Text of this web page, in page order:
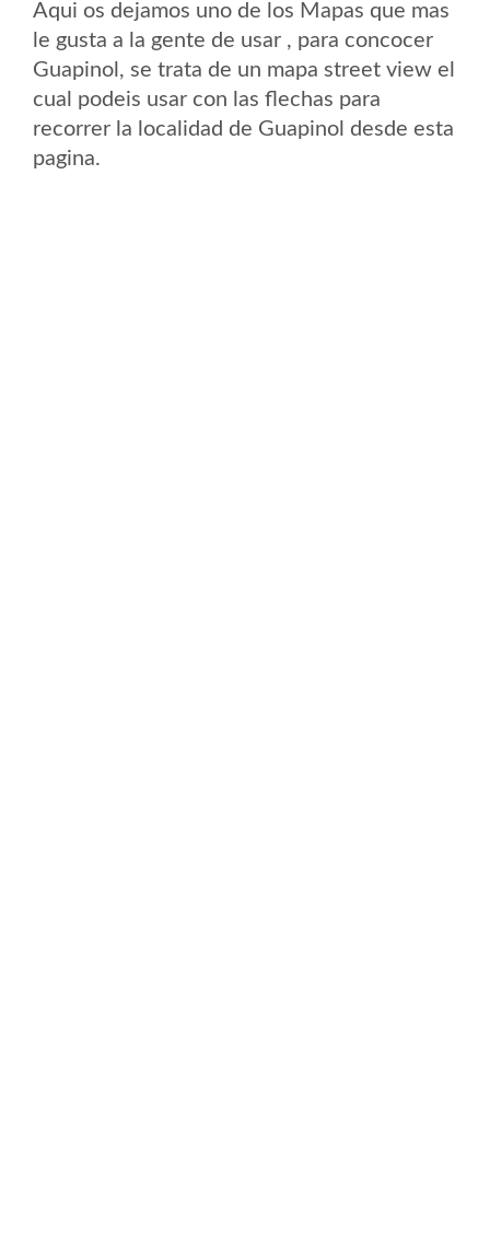
Aqui os dejamos uno de los Mapas que mas
le gusta a la gente de usar , para concocer
Guapinol, se trata de un mapa street view el
cual podeis usar con las flechas para
recorrer la localidad de Guapinol desde esta
pagina.